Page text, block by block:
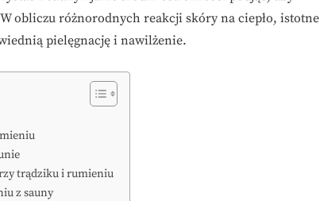
obliczu różnorodnych reakcji skóry na ciepło, istotne
pielęgnację i nawilżenie.
trądziku i rumieniu
z sauny